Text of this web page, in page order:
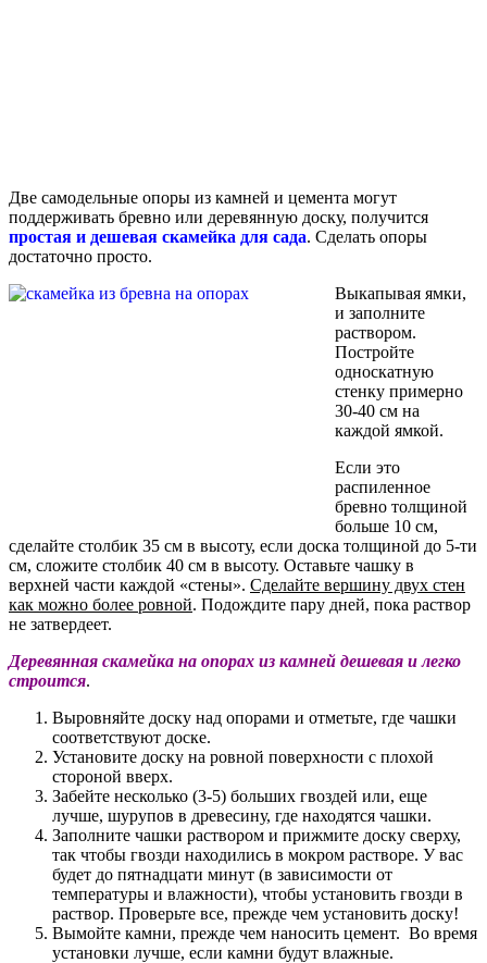
Две самодельные опоры из камней и цемента могут
поддерживать бревно или деревянную доску, получится
простая и дешевая скамейка для сада. Сделать опоры
достаточно просто.
Выкапывая ямки,
и заполните
раствором.
Постройте
односкатную
стенку примерно
30-40 см на
каждой ямкой.
Если это
распиленное
бревно толщиной
больше 10 см,
сделайте столбик 35 см в высоту, если доска толщиной до 5-ти
см, сложите столбик 40 см в высоту. Оставьте чашку в
верхней части каждой «стены». Сделайте вершину двух стен
как можно более ровной. Подождите пару дней, пока раствор
не затвердеет.
Деревянная скамейка на опорах из камней дешевая и легко
строится.
Выровняйте доску над опорами и отметьте, где чашки
соответствуют доске.
Установите доску на ровной поверхности с плохой
стороной вверх.
Забейте несколько (3-5) больших гвоздей или, еще
лучше, шурупов в древесину, где находятся чашки.
Заполните чашки раствором и прижмите доску сверху,
так чтобы гвозди находились в мокром растворе. У вас
будет до пятнадцати минут (в зависимости от
температуры и влажности), чтобы установить гвозди в
раствор. Проверьте все, прежде чем установить доску!
Вымойте камни, прежде чем наносить цемент. Во время
установки лучше, если камни будут влажные.